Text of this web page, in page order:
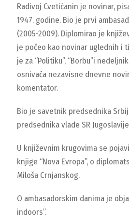
Radivoj Cvetićanin je novinar,
1947. godine. Bio je prvi
(2005-2009). Diplomirao je
je počeo kao novinar uglednih i
je za “Politiku”, “Borbu”i
osnivača nezavisne dnevne
komentator.
Bio je savetnik predsednika
predsednika vlade SR
U književnim krugovima se
knjige “Nova Evropa”, o
Miloša Crnjanskog.
O ambasadorskim danima je
indoors”.